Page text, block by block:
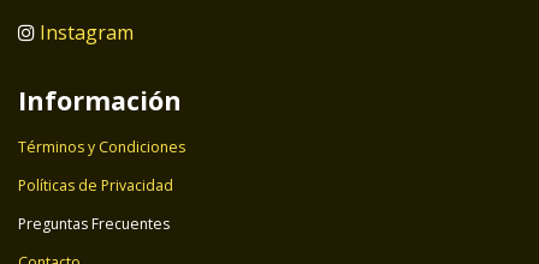
Instagram
Información
Términos y Condiciones
Políticas de Privacidad
Preguntas Frecuentes